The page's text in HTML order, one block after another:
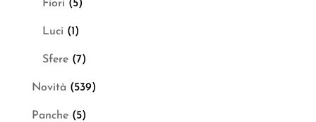
Fiori (5)
Luci (1)
Sfere (7)
Novità (539)
Panche (5)